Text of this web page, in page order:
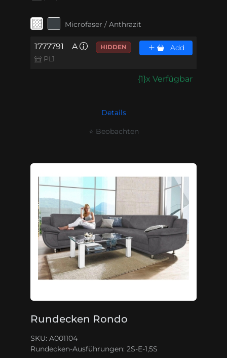
Microfaser / Anthrazit
1777791
PL1
A HIDDEN Add
{1}x Verfügbar
Details
⭐ Beobachten
Rundecken Rondo
SKU: A001104
Rundecken-Ausführungen: 2S-E-1,5S